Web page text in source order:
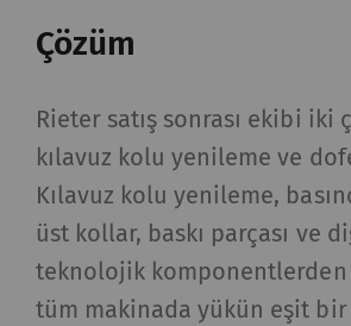
Çözüm
Rieter satış sonrası ekibi iki
kılavuz kolu yenileme ve
Kılavuz kolu yenileme,
üst kollar, baskı parçası ve
teknolojik komponentlerden
tüm makinada yükün eşit